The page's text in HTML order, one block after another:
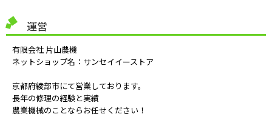
運営
有限会社 片山農機
ネットショップ名：サンセイイーストア
京都府綾部市にて営業しております。
長年の修理の経験と実績
農業機械のことならお任せください！